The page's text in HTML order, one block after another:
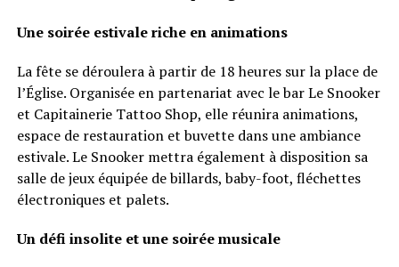
Une soirée estivale riche en animations
La fête se déroulera à partir de 18 heures sur la place de
l’Église. Organisée en partenariat avec le bar Le Snooker
et Capitainerie Tattoo Shop, elle réunira animations,
espace de restauration et buvette dans une ambiance
estivale. Le Snooker mettra également à disposition sa
salle de jeux équipée de billards, baby-foot, fléchettes
électroniques et palets.
Un défi insolite et une soirée musicale